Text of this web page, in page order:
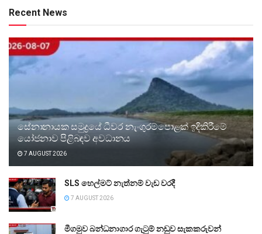
Recent News
සේනානායක සමුද්‍රයේ ධීවර නැංගුරම්පොළක් ඉදිකිරීමේ
යෝජනාව පිළිබඳව අවධානය
7 AUGUST 2026
SLS හෙල්මට් නැත්නම් වැඩ වරදී
7 AUGUST 2026
මීගමුව බන්ධනාගාර ගැටුම් නඩුව සැකකරුවන්